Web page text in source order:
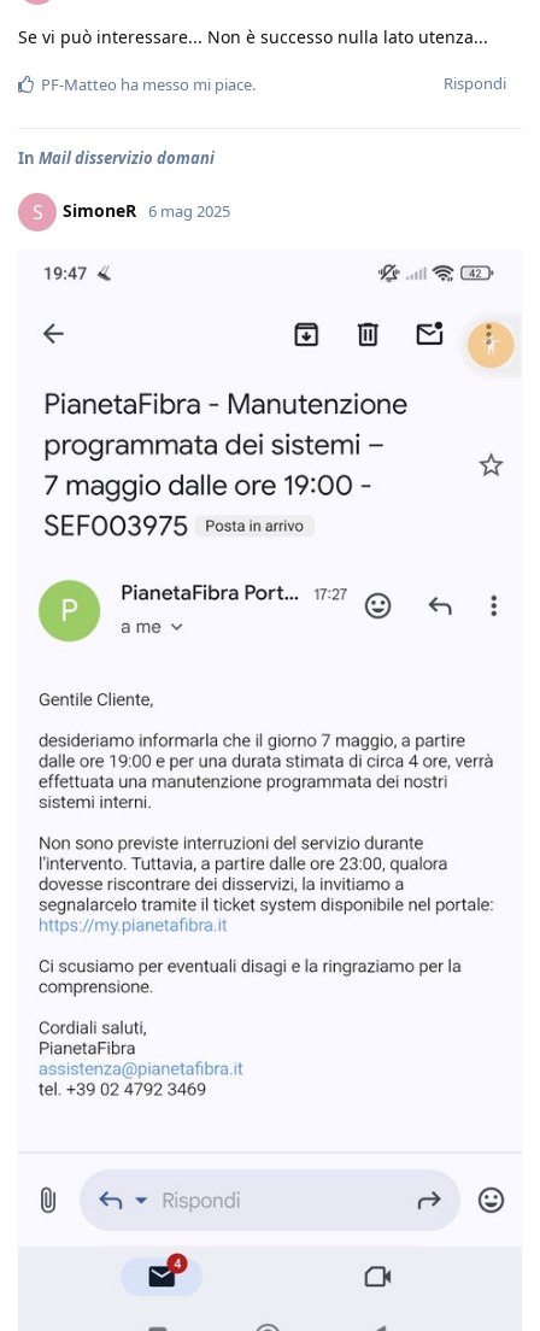
Se vi può interessare... Non è successo nulla lato utenza...
Rispondi
PF-Matteo ha messo mi piace.
In Mail disservizio domani
S SimoneR 6 mag 2025